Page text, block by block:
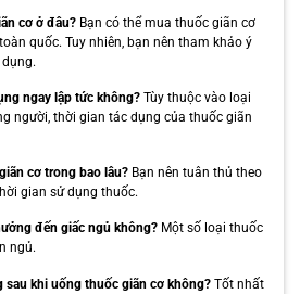
cơ ở đâu?Bạn có thể mua thuốc giãn cơ
quốc. Tuy nhiên, bạn nên tham khảo ý
ngay lập tức không?Tùy thuộc vào loại
người, thời gian tác dụng của thuốc giãn
cơ trong bao lâu?Bạn nên tuân thủ theo
gian sử dụng thuốc.
đến giấc ngủ không?Một số loại thuốc
ngủ.
sau khi uống thuốc giãn cơ không?Tốt nhất